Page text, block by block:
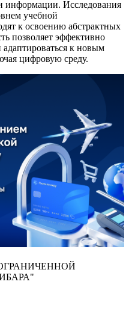
информации. Исследования
учебной
к освоению абстрактных
позволяет эффективно
к новым
цифровую среду.
ОГРАНИЧЕННОЙ